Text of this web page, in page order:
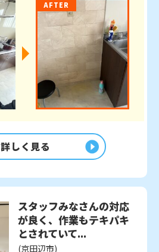
AFTER
詳しく見る
スタッフみなさんの対応
が良く、作業もテキパキ
とされていて...
(京田辺市)